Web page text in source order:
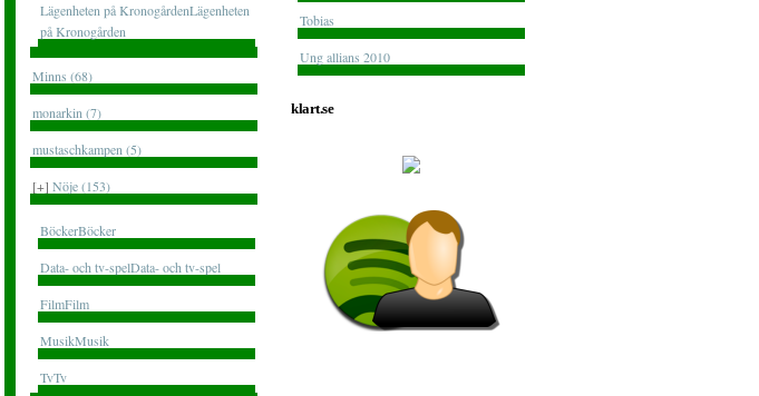
Lägenheten på KronogårdenLägenheten
på Kronogården
Minns (68)
monarkin (7)
mustaschkampen (5)
[+] Nöje (153)
BöckerBöcker
Data- och tv-spelData- och tv-spel
FilmFilm
MusikMusik
TvTv
Tobias
Ung allians 2010
klart.se